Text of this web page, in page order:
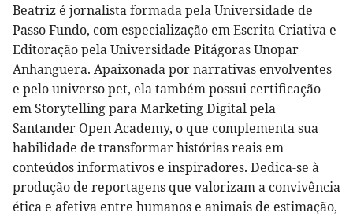
Beatriz é jornalista formada pela Universidade de
Passo Fundo, com especialização em Escrita Criativa e
Editoração pela Universidade Pitágoras Unopar
Anhanguera. Apaixonada por narrativas envolventes
e pelo universo pet, ela também possui certificação
em Storytelling para Marketing Digital pela
Santander Open Academy, o que complementa sua
habilidade de transformar histórias reais em
conteúdos informativos e inspiradores. Dedica-se à
produção de reportagens que valorizam a convivência
ética e afetiva entre humanos e animais de estimação,